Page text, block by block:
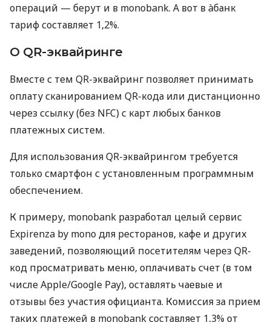
операций — берут и в monobank. А вот в àбанк
тариф составляет 1,2%.
О QR-эквайринге
Вместе с тем QR-эквайринг позволяет принимать
оплату сканированием QR-кода или дистанционно
через ссылку (без NFC) с карт любых банков
платежных систем.
Для использования QR-эквайрингом требуется
только смартфон с установленным программным
обеспечением.
К примеру, monobank разработал целый сервис
Expirenza by mono для ресторанов, кафе и других
заведений, позволяющий посетителям через QR-
код просматривать меню, оплачивать счет (в том
числе Apple/Google Pay), оставлять чаевые и
отзывы без участия официанта. Комиссия за прием
таких платежей в monobank составляет 1,3% от